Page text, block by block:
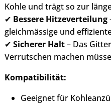
Kohle und trägt so zur
✔ Bessere Hitzeverteilung
gleichmässige und
✔ Sicherer Halt– Das
Verrutschen machen
Kompatibilität:
Geeignet für